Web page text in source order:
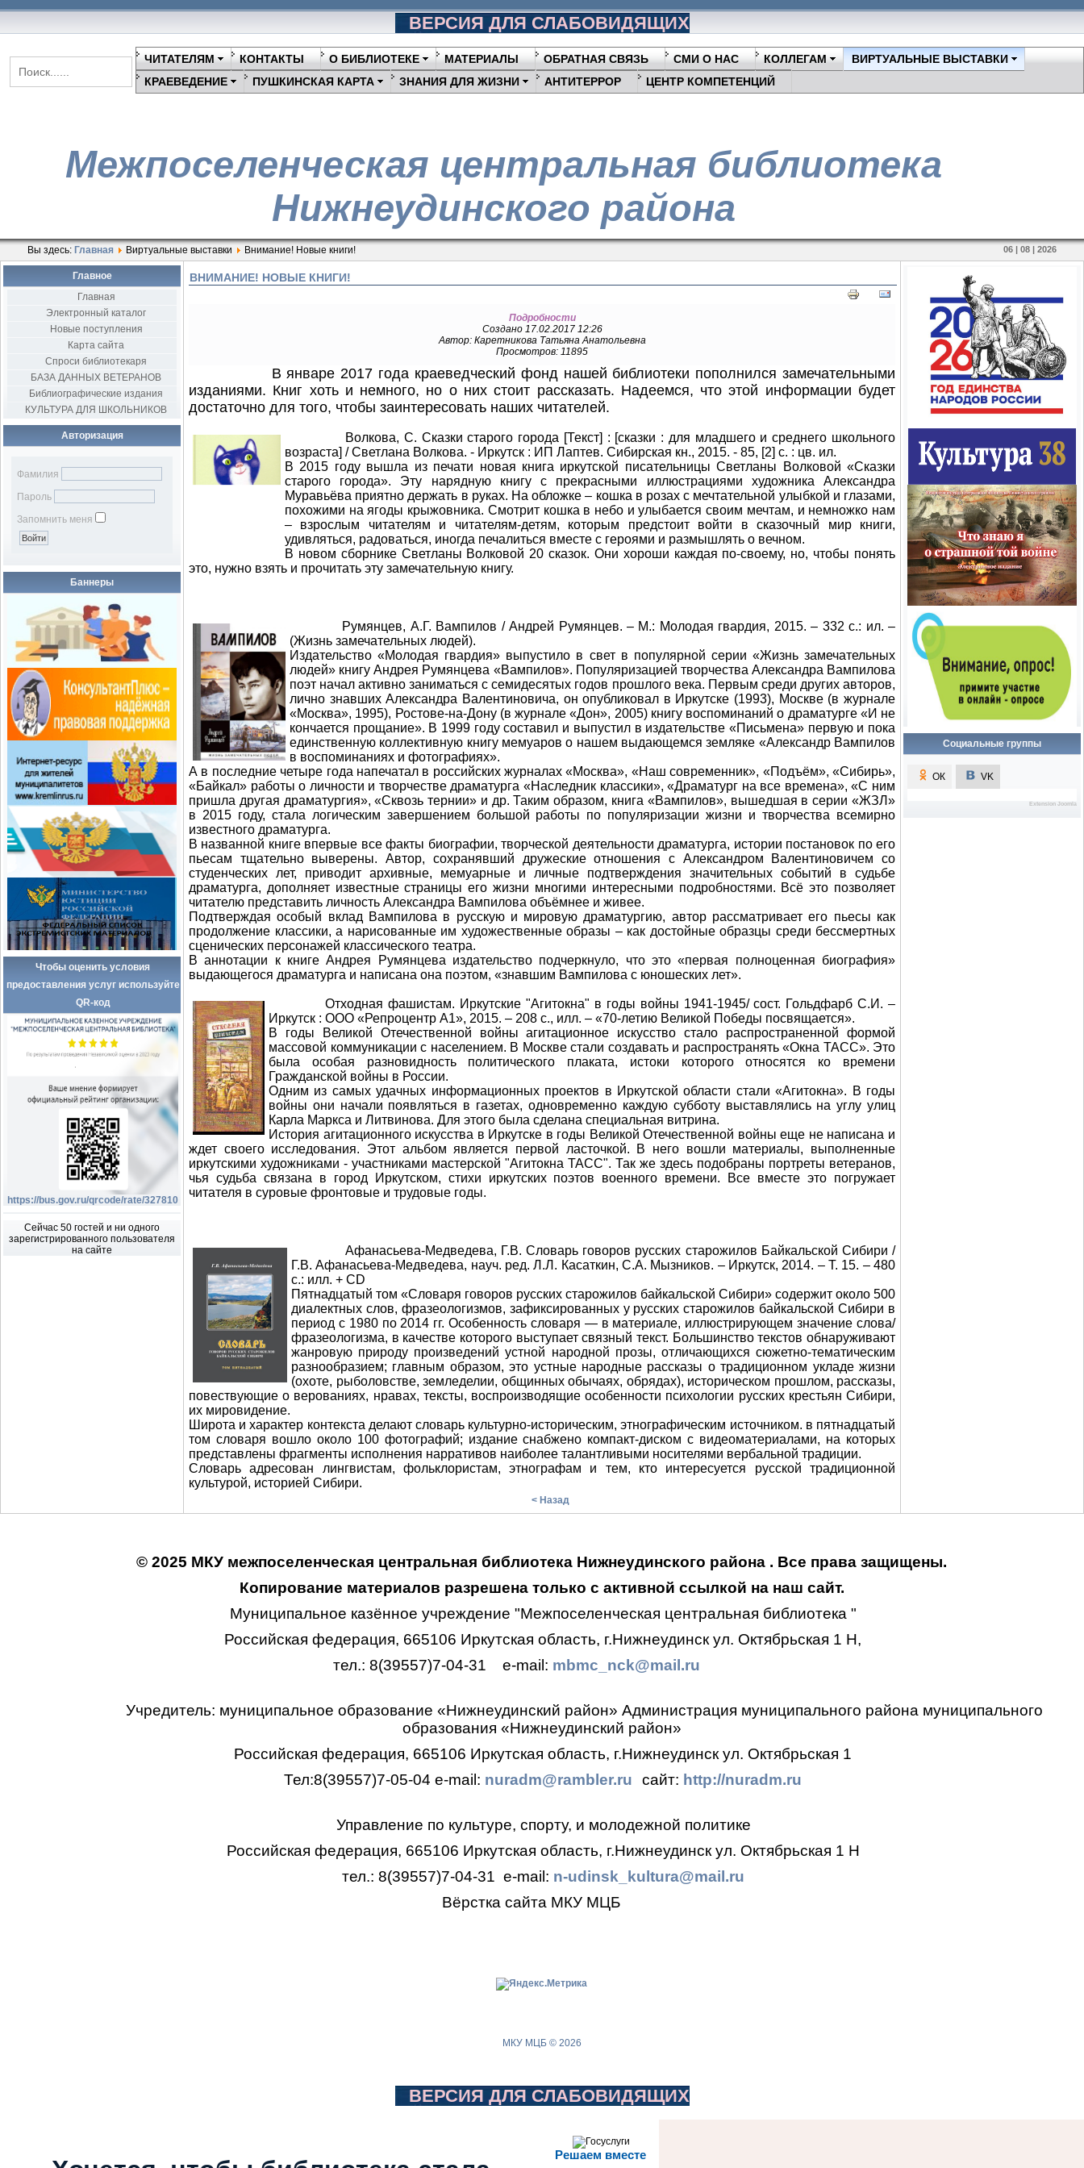
ВЕРСИЯ ДЛЯ СЛАБОВИДЯЩИХ
ЧИТАТЕЛЯМ КОНТАКТЫ О БИБЛИОТЕКЕ МАТЕРИАЛЫ ОБРАТНАЯ СВЯЗЬ СМИ О НАС КОЛЛЕГАМ
ВИРТУАЛЬНЫЕ ВЫСТАВКИ
КРАЕВЕДЕНИЕ
ПУШКИНСКАЯ КАРТА ЗНАНИЯ ДЛЯ ЖИЗНИ АНТИТЕРРОР ЦЕНТР КОМПЕТЕНЦИЙ
Межпоселенческая центральная библиотека
Нижнеудинского района
Вы здесь: Главная Виртуальные выставки Внимание! Новые книги! 06 | 08 | 2026
Главное
Главная
Электронный каталог
Новые поступления
Карта сайта
Спроси библиотекаря
БАЗА ДАННЫХ ВЕТЕРАНОВ
Библиографические издания
КУЛЬТУРА ДЛЯ ШКОЛЬНИКОВ
Авторизация
Фамилия
Пароль
Запомнить меня
Баннеры
Чтобы оценить условия
предоставления услуг используйте
QR-код
https://bus.gov.ru/qrcode/rate/327810
Сейчас 50 гостей и ни одного
зарегистрированного пользователя
на сайте
ВНИМАНИЕ! НОВЫЕ КНИГИ!
Подробности
Создано 17.02.2017 12:26
Автор: Каретникова Татьяна Анатольевна
Просмотров: 11895
В январе 2017 года краеведческий фонд нашей библиотеки пополнился замечательными
изданиями. Книг хоть и немного, но о них стоит рассказать. Надеемся, что этой информации будет
достаточно для того, чтобы заинтересовать наших читателей.
Волкова, С. Сказки старого города [Текст] : [сказки : для младшего и среднего школьного
возраста] / Светлана Волкова. - Иркутск : ИП Лаптев. Сибирская кн., 2015. - 85, [2] с. : цв. ил.
В 2015 году вышла из печати новая книга иркутской писательницы Светланы Волковой «Сказки
старого города». Эту нарядную книгу с прекрасными иллюстрациями художника Александра
Муравьёва приятно держать в руках. На обложке – кошка в розах с мечтательной улыбкой и глазами,
похожими на ягоды крыжовника. Смотрит кошка в небо и улыбается своим мечтам, и немножко нам
– взрослым читателям и читателям-детям, которым предстоит войти в сказочный мир книги,
удивляться, радоваться, иногда печалиться вместе с героями и размышлять о вечном.
В новом сборнике Светланы Волковой 20 сказок. Они хороши каждая по-своему, но, чтобы понять
это, нужно взять и прочитать эту замечательную книгу.
Румянцев, А.Г. Вампилов / Андрей Румянцев. – М.: Молодая гвардия, 2015. – 332 с.: ил. –
(Жизнь замечательных людей).
Издательство «Молодая гвардия» выпустило в свет в популярной серии «Жизнь замечательных
людей» книгу Андрея Румянцева «Вампилов». Популяризацией творчества Александра Вампилова
поэт начал активно заниматься с семидесятых годов прошлого века. Первым среди других авторов,
лично знавших Александра Валентиновича, он опубликовал в Иркутске (1993), Москве (в журнале
«Москва», 1995), Ростове-на-Дону (в журнале «Дон», 2005) книгу воспоминаний о драматурге «И не
кончается прощание». В 1999 году составил и выпустил в издательстве «Письмена» первую и пока
единственную коллективную книгу мемуаров о нашем выдающемся земляке «Александр Вампилов
в воспоминаниях и фотографиях».
А в последние четыре года напечатал в российских журналах «Москва», «Наш современник», «Подъём», «Сибирь»,
«Байкал» работы о личности и творчестве драматурга «Наследник классики», «Драматург на все времена», «С ним
пришла другая драматургия», «Сквозь тернии» и др. Таким образом, книга «Вампилов», вышедшая в серии «ЖЗЛ»
в 2015 году, стала логическим завершением большой работы по популяризации жизни и творчества всемирно
известного драматурга.
В названной книге впервые все факты биографии, творческой деятельности драматурга, истории постановок по его
пьесам тщательно выверены. Автор, сохранявший дружеские отношения с Александром Валентиновичем со
студенческих лет, приводит архивные, мемуарные и личные подтверждения значительных событий в судьбе
драматурга, дополняет известные страницы его жизни многими интересными подробностями. Всё это позволяет
читателю представить личность Александра Вампилова объёмнее и живее.
Подтверждая особый вклад Вампилова в русскую и мировую драматургию, автор рассматривает его пьесы как
продолжение классики, а нарисованные им художественные образы – как достойные образцы среди бессмертных
сценических персонажей классического театра.
В аннотации к книге Андрея Румянцева издательство подчеркнуло, что это «первая полноценная биография»
выдающегося драматурга и написана она поэтом, «знавшим Вампилова с юношеских лет».
Отходная фашистам. Иркутские "Агитокна" в годы войны 1941-1945/ сост. Гольдфарб С.И. –
Иркутск : ООО «Репроцентр А1», 2015. – 208 с., илл. – «70-летию Великой Победы посвящается».
В годы Великой Отечественной войны агитационное искусство стало распространенной формой
массовой коммуникации с населением. В Москве стали создавать и распространять «Окна ТАСС». Это
была особая разновидность политического плаката, истоки которого относятся ко времени
Гражданской войны в России.
Одним из самых удачных информационных проектов в Иркутской области стали «Агитокна». В годы
войны они начали появляться в газетах, одновременно каждую субботу выставлялись на углу улиц
Карла Маркса и Литвинова. Для этого была сделана специальная витрина.
История агитационного искусства в Иркутске в годы Великой Отечественной войны еще не написана и
ждет своего исследования. Этот альбом является первой ласточкой. В него вошли материалы, выполненные
иркутскими художниками - участниками мастерской "Агитокна ТАСС". Так же здесь подобраны портреты ветеранов,
чья судьба связана в город Иркутском, стихи иркутских поэтов военного времени. Все вместе это погружает
читателя в суровые фронтовые и трудовые годы.
Афанасьева-Медведева, Г.В. Словарь говоров русских старожилов Байкальской Сибири /
Г.В. Афанасьева-Медведева, науч. ред. Л.Л. Касаткин, С.А. Мызников. – Иркутск, 2014. – Т. 15. – 480
с.: илл. + CD
Пятнадцатый том «Словаря говоров русских старожилов байкальской Сибири» содержит около 500
диалектных слов, фразеологизмов, зафиксированных у русских старожилов байкальской Сибири в
период с 1980 по 2014 гг. Особенность словаря — в материале, иллюстрирующем значение слова/
фразеологизма, в качестве которого выступает связный текст. Большинство текстов обнаруживают
жанровую природу произведений устной народной прозы, отличающихся сюжетно-тематическим
разнообразием; главным образом, это устные народные рассказы о традиционном укладе жизни
(охоте, рыболовстве, земледелии, общинных обычаях, обрядах), историческом прошлом, рассказы,
повествующие о верованиях, нравах, тексты, воспроизводящие особенности психологии русских крестьян Сибири,
их мировидение.
Широта и характер контекста делают словарь культурно-историческим, этнографическим источником. в пятнадцатый
том словаря вошло около 100 фотографий; издание снабжено компакт-диском с видеоматериалами, на которых
представлены фрагменты исполнения нарративов наиболее талантливыми носителями вербальной традиции.
Словарь адресован лингвистам, фольклористам, этнографам и тем, кто интересуется русской традиционной
культурой, историей Сибири.
< Назад
Социальные группы
ОК VK
VK
© 2025 МКУ межпоселенческая центральная библиотека Нижнеудинского района . Все права защищены.
Копирование материалов разрешена только с активной ссылкой на наш сайт.
Муниципальное казённое учреждение "Межпоселенческая центральная библиотека "
Российская федерация, 665106 Иркутская область, г.Нижнеудинск ул. Октябрьская 1 Н,
тел.: 8(39557)7-04-31
e-mail: mbmc_nck@mail.ru
Учредитель: муниципальное образование «Нижнеудинский район» Администрация муниципального района муниципального
образования «Нижнеудинский район»
Российская федерация, 665106 Иркутская область, г.Нижнеудинск ул. Октябрьская 1
Тел:8(39557)7-05-04 e-mail: nuradm@rambler.ru сайт: http://nuradm.ru
Управление по культуре, спорту, и молодежной политике
Российская федерация, 665106 Иркутская область, г.Нижнеудинск ул. Октябрьская 1 Н
тел.: 8(39557)7-04-31 e-mail: n-udinsk_kultura@mail.ru
Вёрстка сайта МКУ МЦБ
МКУ МЦБ © 2026
ВЕРСИЯ ДЛЯ СЛАБОВИДЯЩИХ
Решаем вместе